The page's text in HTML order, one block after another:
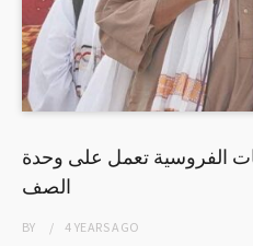
الفروسية تعمل على وحدة
الصف
BY 4 YEARSAGO